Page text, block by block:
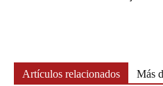
Artículos relacionados Más